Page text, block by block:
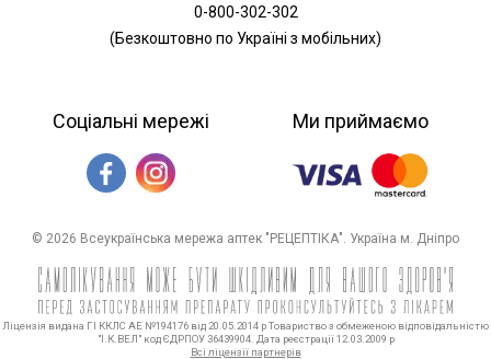
0-800-302-302
(Безкоштовно по Україні з мобільних)
Соціальні мережі Ми приймаємо
© 2026 Всеукраїнська мережа аптек "РЕЦЕПТІКА". Україна м. Дніпро
Ліцензія видана ГІ ККЛС АЕ №194176 від 20.05.2014 р Товариство з обмеженою відповідальністю
"І.К.ВЕЛ" код ЄДРПОУ 36439904. Дата реєстрації 12.03.2009 р
Всі ліцензії партнерів